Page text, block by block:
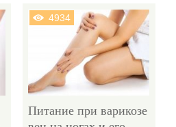
4934
Питание при варикозе